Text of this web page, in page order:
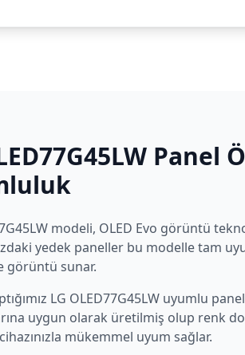
Panel
modeli, OLED Evo görüntü
yedek paneller bu modelle tam
görüntü sunar.
LG OLED77G45LW uyumlu
uygun olarak üretilmiş olup renk
mükemmel uyum sağlar.